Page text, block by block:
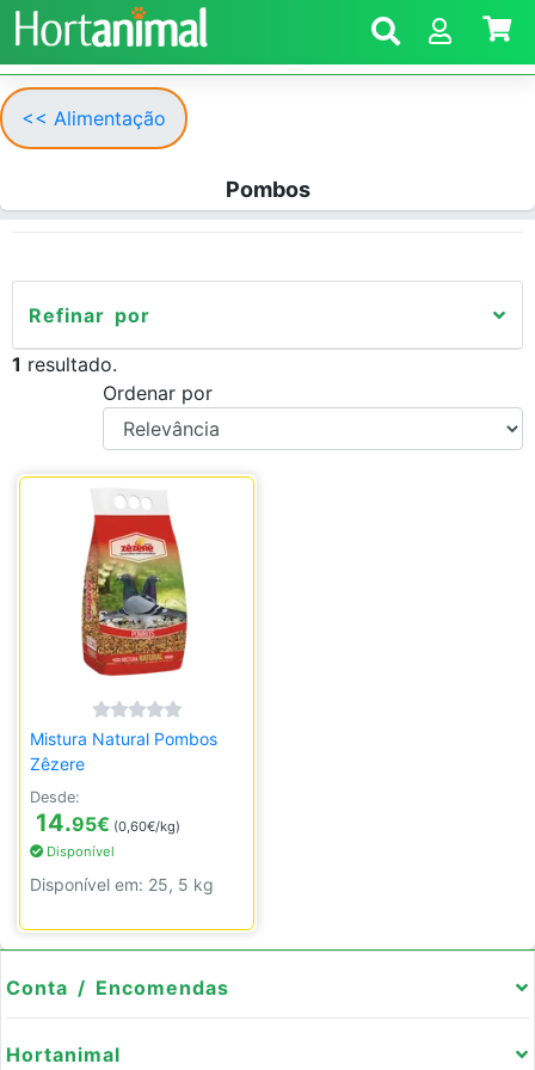
<< Alimentação
Pombos
Refinar por
1 resultado.
Ordenar por
Mistura Natural Pombos
Zêzere
Desde:
14.95€ (0,60€/kg)
Disponível
Disponível em: 25, 5 kg
Conta / Encomendas
Hortanimal